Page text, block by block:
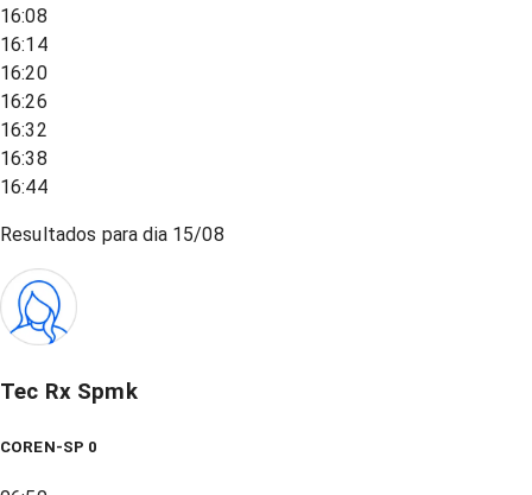
16:08
16:14
16:20
16:26
16:32
16:38
16:44
Resultados para dia 15/08
Tec Rx Spmk
COREN-SP 0